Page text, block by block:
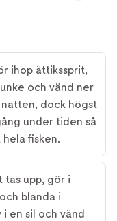
ihop ättikssprit,
och vänd ner
dock högst
under tiden så
fisken.
tas upp, gör i
blanda i
en sil och vänd